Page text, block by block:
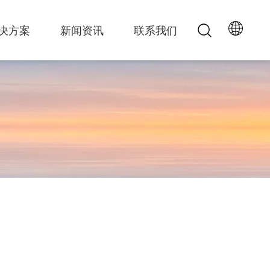
方案 新闻资讯 联系我们